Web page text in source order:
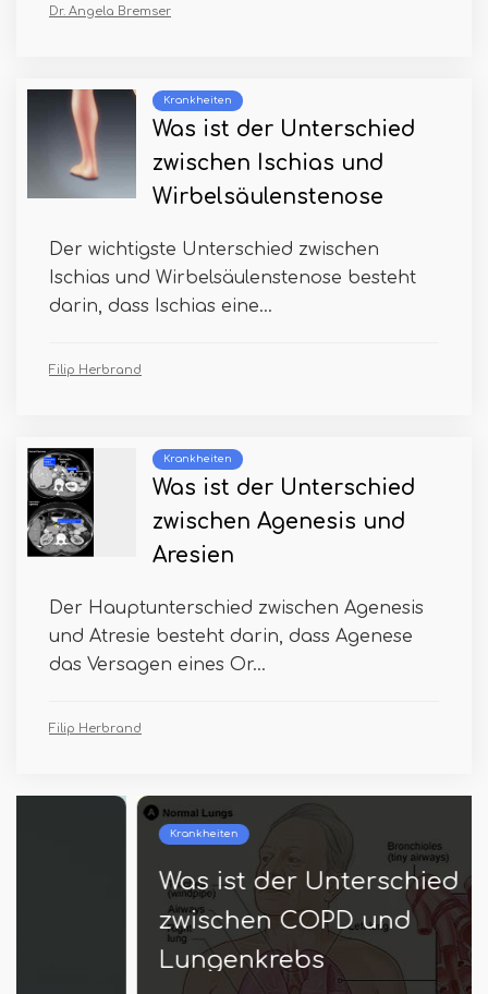
Dr. Angela Bremser
Krankheiten
Was ist der Unterschied
zwischen Ischias und
Wirbelsäulenstenose
Der wichtigste Unterschied zwischen
Ischias und Wirbelsäulenstenose besteht
darin, dass Ischias eine...
Filip Herbrand
Krankheiten
Was ist der Unterschied
zwischen Agenesis und
Aresien
Der Hauptunterschied zwischen Agenesis
und Atresie besteht darin, dass Agenese
das Versagen eines Or...
Filip Herbrand
Was ist der Unterschied
zwischen COPD und
Lungenkrebs